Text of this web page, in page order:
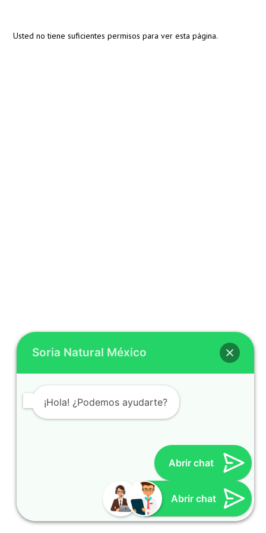
Usted no tiene suficientes permisos para ver esta página.
Soria Natural México
¡Hola! ¿Podemos ayudarte?
Abrir chat
Cynthia
Atención al cliente